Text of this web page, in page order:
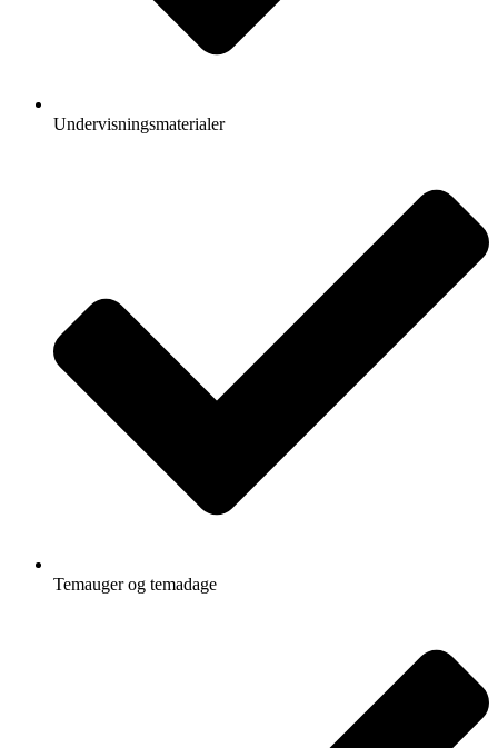
Undervisningsmaterialer
Temauger og temadage